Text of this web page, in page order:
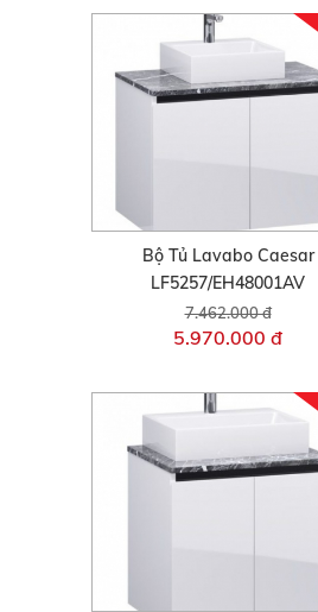
Bộ Tủ Lavabo Caesar
LF5257/EH48001AV
7.462.000 đ
5.970.000 đ